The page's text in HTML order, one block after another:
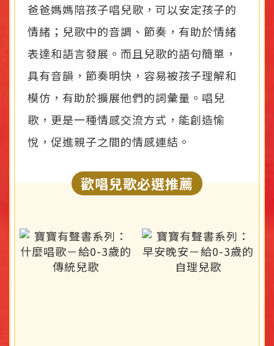
爸爸媽媽陪孩子唱兒歌，可以安定孩子的
情緒；兒歌中的音調、節奏，有助於情緒
表達和語言發展。而且兒歌的語句簡單，
具有音韻，節奏明快，容易被孩子理解和
模仿，有助於擴展他們的詞彙量。唱兒
歌，更是一種情感交流方式，能創造愉
悅，促進親子之間的情感連結。
歡唱兒歌必選推薦